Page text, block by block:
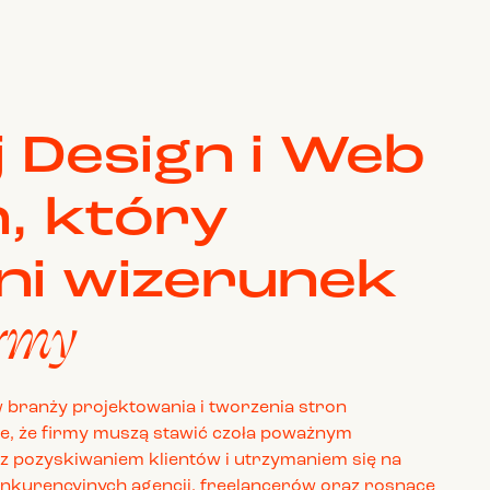
Design i Web
który
wizerunek
branży projektowania i tworzenia stron
że firmy muszą stawić czoła poważnym
pozyskiwaniem klientów i utrzymaniem się na